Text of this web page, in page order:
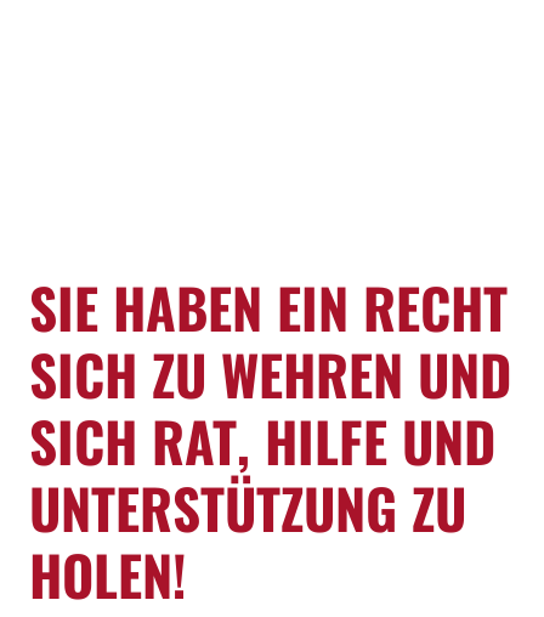
SIE HABEN EIN RECHT
SICH ZU WEHREN UND
SICH RAT, HILFE UND
UNTERSTÜTZUNG ZU
HOLEN!